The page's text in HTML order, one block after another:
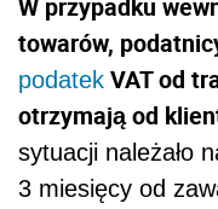
towarów,
podatek VAT od
otrzymają od
sytuacji należało
3 miesięcy od